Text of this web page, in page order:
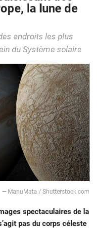
la lune de
endroits les plus
du Système solaire
— ManuMata / Shutterstock.com
spectaculaires de la
pas du corps céleste